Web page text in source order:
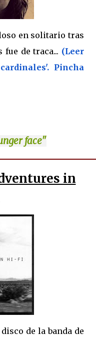
en solitario tras
de traca... (Leer
Pincha
face"
in
de la banda de